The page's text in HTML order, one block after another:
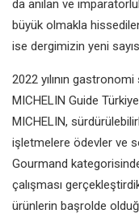
da anılan ve
büyük olmakla
ise dergimizin yeni
2022 yılının
MICHELIN Guide
MICHELIN,
işletmelere ödevler ve
Gourmand
çalışması
ürünlerin başrolde